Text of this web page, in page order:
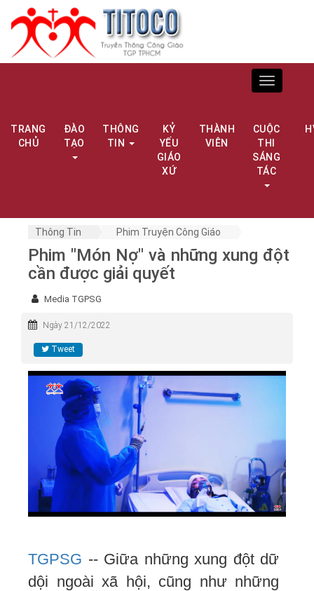
Toggle
navigation
TRANG
CHỦ
ĐÀO
TẠO
THÔNG
TIN
KỶ
YẾU
GIÁO
XỨ
THÀNH
VIÊN
CUỘC
THI
SÁNG
TÁC
Thông Tin Phim Truyện Công Giáo
Phim "Món Nợ" và những xung đột
cần được giải quyết
Media TGPSG
Ngày 21/12/2022
Tweet
TGPSG -- Giữa những xung đột dữ
dội ngoài xã hội, cũng như những